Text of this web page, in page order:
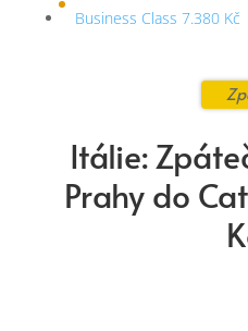
Business Class 7.380 Kč
Itálie:
Prahy do